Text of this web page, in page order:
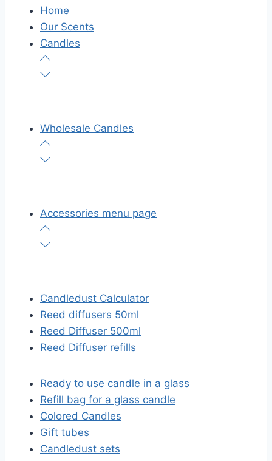
Home
Our Scents
Candles
Wholesale Candles
Accessories menu page
Candledust Calculator
Reed diffusers 50ml
Reed Diffuser 500ml
Reed Diffuser refills
Ready to use candle in a glass
Refill bag for a glass candle
Colored Candles
Gift tubes
Candledust sets